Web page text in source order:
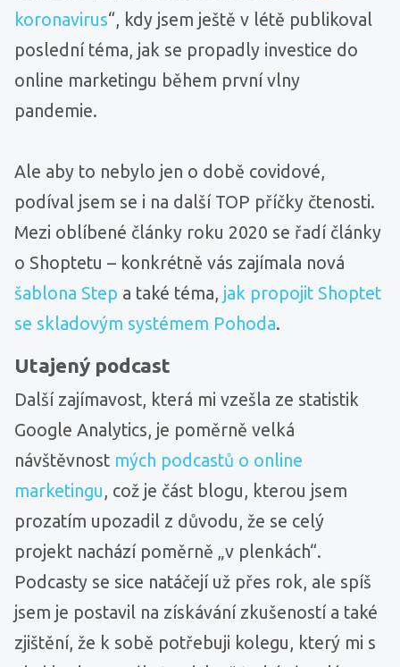
koronavirus“, kdy jsem ještě v létě publikoval
poslední téma, jak se propadly investice do
online marketingu během první vlny
pandemie.
Ale aby to nebylo jen o době covidové,
podíval jsem se i na další TOP příčky čtenosti.
Mezi oblíbené články roku 2020 se řadí články
o Shoptetu – konkrétně vás zajímala nová
šablona Step a také téma, jak propojit Shoptet
se skladovým systémem Pohoda.
Utajený podcast
Další zajímavost, která mi vzešla ze statistik
Google Analytics, je poměrně velká
návštěvnost mých podcastů o online
marketingu, což je část blogu, kterou jsem
prozatím upozadil z důvodu, že se celý
projekt nachází poměrně „v plenkách“.
Podcasty se sice natáčejí už přes rok, ale spíš
jsem je postavil na získávání zkušeností a také
zjištění, že k sobě potřebuji kolegu, který mi s